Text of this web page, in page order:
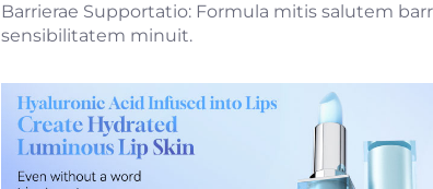
Barrierae Supportatio: Formula mitis salutem
sensibilitatem minuit.